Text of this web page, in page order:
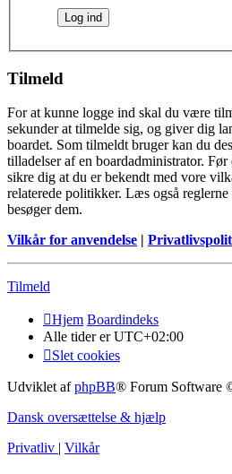
Tilmeld
For at kunne logge ind skal du være
sekunder at tilmelde sig, og giver dig
boardet. Som tilmeldt bruger kan du
tilladelser af en boardadministrator.
sikre dig at du er bekendt med vore
relaterede politikker. Læs også
besøger dem.
Vilkår for anvendelse |
Tilmeld
Hjem Boardindeks
Alle tider erUTC+02:00
Slet cookies
Udviklet afphpBB® Forum Software
Dansk oversættelse & hjælp
Privatliv | Vilkår